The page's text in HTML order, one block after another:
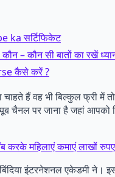
ka सर्टिफिकेट
– कौन सी बातों का रखें
कैसे करें ?
हैं वह भी बिल्कुल फ्री में
पर जाना है जहां
करके महिलाएं कमाएं लाखों रुपए
इंटरनेशनल एकेडमी ने।